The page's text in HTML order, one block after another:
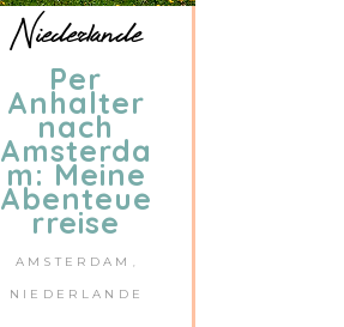
Niederlande
Per
Anhalter
nach
Amsterda
m: Meine
Abenteue
rreise
AMSTERDAM
NIEDERLANDE